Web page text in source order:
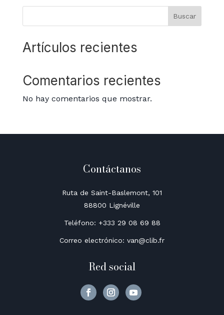
Buscar
Artículos recientes
Comentarios recientes
No hay comentarios que mostrar.
Contáctanos
Ruta de Saint-Baslemont, 101
88800 Lignéville
Teléfono: +333 29 08 69 88
Correo electrónico: van@clib.fr
Red social